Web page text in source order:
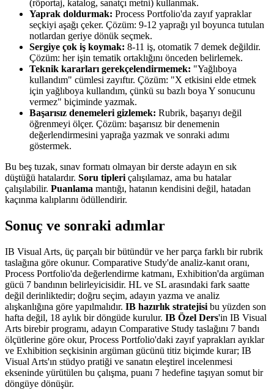
(röportaj, katalog, sanatçı metni) kullanmak.
Yaprak doldurmak: Process Portfolio'da zayıf yapraklar
seçkiyi aşağı çeker. Çözüm: 9-12 yaprağı yıl boyunca tutulan
notlardan geriye dönük seçmek.
Sergiye çok iş koymak: 8-11 iş, otomatik 7 demek değildir.
Çözüm: her işin tematik ortaklığını önceden belirlemek.
Teknik kararları gerekçelendirmemek: "Yağlıboya
kullandım" cümlesi zayıftır. Çözüm: "X etkisini elde etmek
için yağlıboya kullandım, çünkü su bazlı boya Y sonucunu
vermez" biçiminde yazmak.
Başarısız denemeleri gizlemek: Rubrik, başarıyı değil
öğrenmeyi ölçer. Çözüm: başarısız bir denemenin
değerlendirmesini yaprağa yazmak ve sonraki adımı
göstermek.
Bu beş tuzak, sınav formatı olmayan bir derste adayın en sık
düştüğü hatalardır. Soru tipleri çalışılamaz, ama bu hatalar
çalışılabilir. Puanlama mantığı, hatanın kendisini değil, hatadan
kaçınma kalıplarını ödüllendirir.
Sonuç ve sonraki adımlar
IB Visual Arts, üç parçalı bir bütündür ve her parça farklı bir rubrik
taslağına göre okunur. Comparative Study'de analiz-kanıt oranı,
Process Portfolio'da değerlendirme katmanı, Exhibition'da argüman
gücü 7 bandının belirleyicisidir. HL ve SL arasındaki fark saatte
değil derinliktedir; doğru seçim, adayın yazma ve analiz
alışkanlığına göre yapılmalıdır. IB hazırlık stratejisi bu yüzden son
hafta değil, 18 aylık bir döngüde kurulur. IB Özel Ders'in IB Visual
Arts birebir programı, adayın Comparative Study taslağını 7 bandı
ölçütlerine göre okur, Process Portfolio'daki zayıf yaprakları ayıklar
ve Exhibition seçkisinin argüman gücünü titiz biçimde kurar; IB
Visual Arts'ın stüdyo pratiği ve sanatın eleştirel incelenmesi
ekseninde yürütülen bu çalışma, puanı 7 hedefine taşıyan somut bir
döngüye dönüşür.